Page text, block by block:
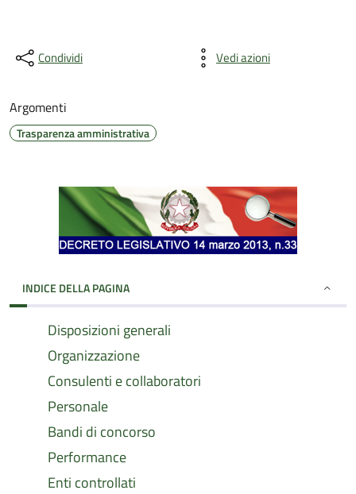
Condividi Vedi azioni
Argomenti
Trasparenza amministrativa
INDICE DELLA PAGINA
Disposizioni generali
Organizzazione
Consulenti e collaboratori
Personale
Bandi di concorso
Performance
Enti controllati